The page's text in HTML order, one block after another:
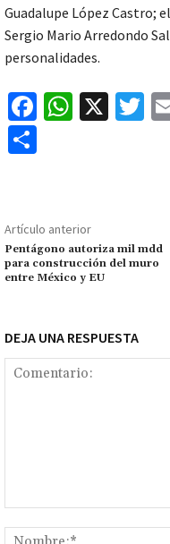
Guadalupe López Castro;
Sergio Mario Arredondo
personalidades.
Fa
o
k
W
p
p
X
T
p
ar
tir
Artículo anterior
Pentágono autoriza mil mdd
para construcción del muro
entre México y EU
DEJA UNA RESPUESTA